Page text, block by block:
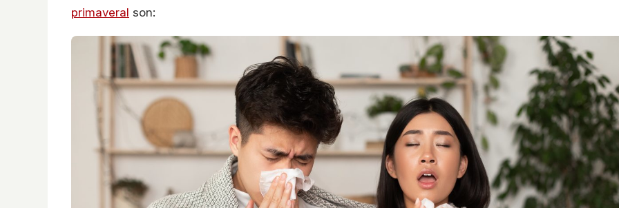
primaveral son: